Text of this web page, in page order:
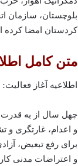
بلوچستان، سازمان
کردستان امضا
متن کامل
اطلاعيه آغاز
چهل سال از به
و اعدام، غارتگری
برای رفع تبعيض،
و اعتراضات مدنى